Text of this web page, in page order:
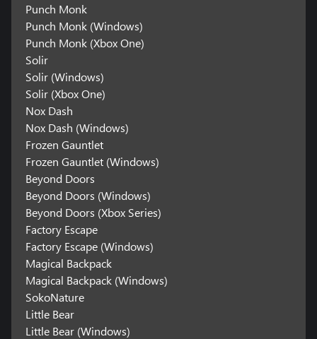
Punch Monk
Punch Monk (Windows)
Punch Monk (Xbox One)
Solir
Solir (Windows)
Solir (Xbox One)
Nox Dash
Nox Dash (Windows)
Frozen Gauntlet
Frozen Gauntlet (Windows)
Beyond Doors
Beyond Doors (Windows)
Beyond Doors (Xbox Series)
Factory Escape
Factory Escape (Windows)
Magical Backpack
Magical Backpack (Windows)
SokoNature
Little Bear
Little Bear (Windows)